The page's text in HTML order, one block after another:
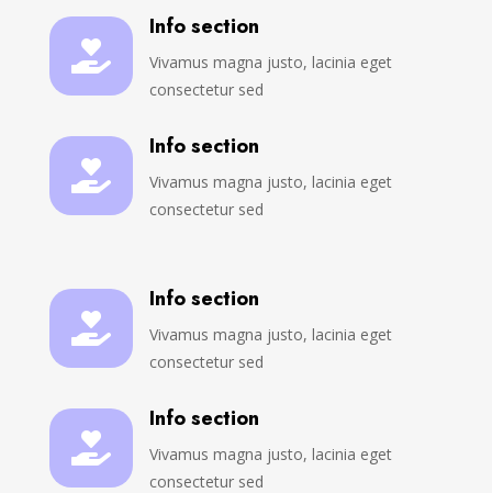

Info section
Vivamus magna justo, lacinia eget
consectetur sed

Info section
Vivamus magna justo, lacinia eget
consectetur sed

Info section
Vivamus magna justo, lacinia eget
consectetur sed

Info section
Vivamus magna justo, lacinia eget
consectetur sed